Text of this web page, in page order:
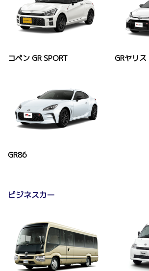
コペン GR SPORT GRヤリス
GR86
ビジネスカー